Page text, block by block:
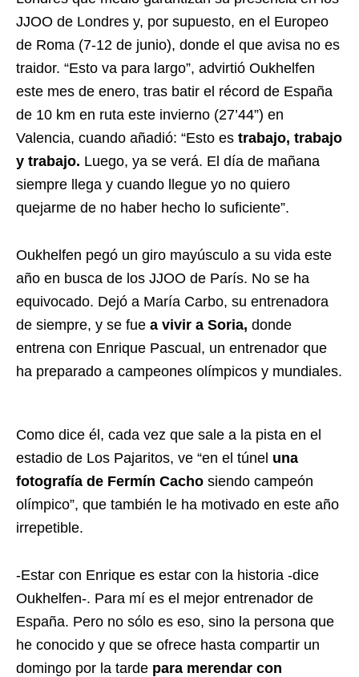
JJOO de Londres y, por supuesto, en el Europeo
de Roma (7-12 de junio), donde el que avisa no es
traidor. “Esto va para largo”, advirtió Oukhelfen
este mes de enero, tras batir el récord de España
de 10 km en ruta este invierno (27’44”) en
Valencia, cuando añadió: “Esto es trabajo, trabajo
y trabajo. Luego, ya se verá. El día de mañana
siempre llega y cuando llegue yo no quiero
quejarme de no haber hecho lo suficiente”.
Oukhelfen pegó un giro mayúsculo a su vida este
año en busca de los JJOO de París. No se ha
equivocado. Dejó a María Carbo, su entrenadora
de siempre, y se fue a vivir a Soria, donde
entrena con Enrique Pascual, un entrenador que
ha preparado a campeones olímpicos y mundiales.
Como dice él, cada vez que sale a la pista en el
estadio de Los Pajaritos, ve “en el túnel una
fotografía de Fermín Cacho siendo campeón
olímpico”, que también le ha motivado en este año
irrepetible.
-Estar con Enrique es estar con la historia -dice
Oukhelfen-. Para mí es el mejor entrenador de
España. Pero no sólo es eso, sino la persona que
he conocido y que se ofrece hasta compartir un
domingo por la tarde para merendar con